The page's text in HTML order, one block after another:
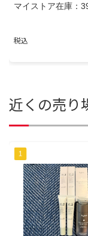
マイストア在庫：
税込
近くの売り